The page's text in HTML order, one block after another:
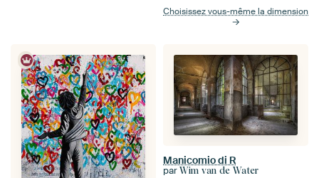
Choisissez vous-même la dimension
Manicomio di R
par Wim van de Water